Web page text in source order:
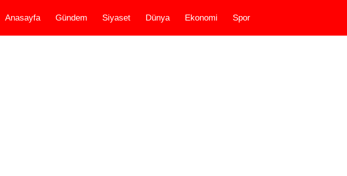
Anasayfa Gündem Siyaset Dünya Ekonomi Spor